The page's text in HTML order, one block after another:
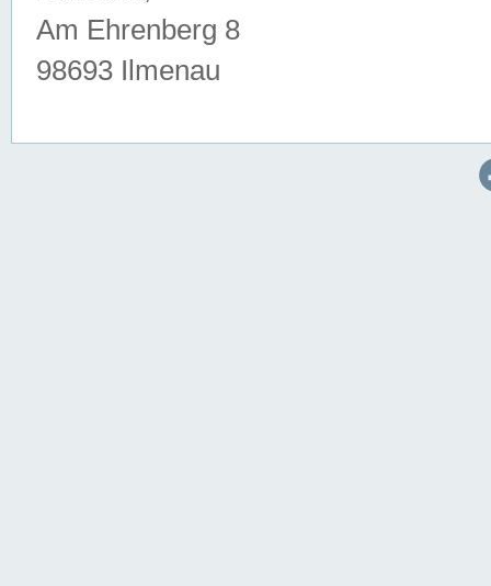
Am Ehrenberg 8
98693 Ilmenau